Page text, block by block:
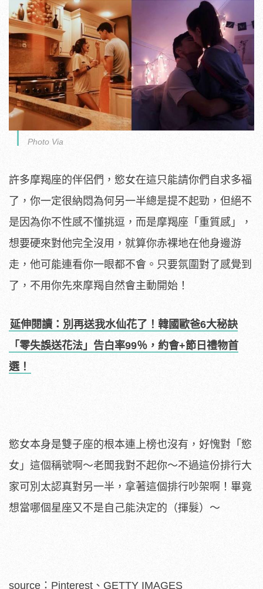
Photo Via
許多摩羯座的伴侶們，慾女在這只能請你們自求多福
了，你一定很納悶為何另一半總是提不起勁，但絕不
是因為你不性感不懂挑逗，而是摩羯座「重質感」，
想要硬來對他完全沒用，就算你赤裸地在他身邊游
走，他可能連看你一眼都不會。只要氛圍對了感覺到
了，不用你先來摩羯自然會主動開始！
延伸閱讀：別再送我水仙花了！韓國歐爸6大秘訣
「零失誤送花法」告白率99％，約會+節日禮物首
選！
慾女本身是雙子座的根本連上榜也沒有，好愧對「慾
女」這個稱號啊～老闆我對不起你～不過這份排行大
家可別太認真對另一半，拿著這個排行吵架啊！畢竟
想當哪個星座又不是自己能決定的（揮髮）～
source：Pinterest、GETTY IMAGES